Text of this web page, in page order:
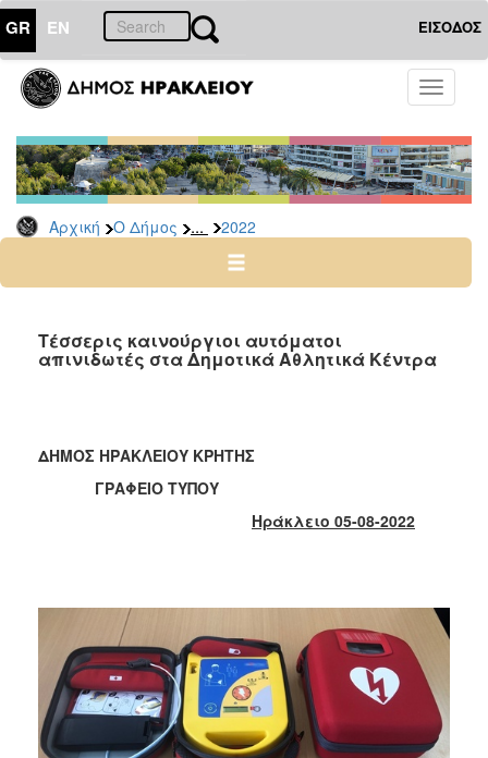
GR EN ΕΙΣΟΔΟΣ
Toggle
Αρχική Ο Δήμος ... 2022
ΔΗΜΟΣ
Δελτία
Τύπου
Αρχείο
2026
2024
2022
2019
2018
2012
2011
2010
2006
Τέσσερις καινούργιοι αυτόματοι
απινιδωτές στα Δημοτικά Αθλητικά Κέντρα
ΔΗΜΟΣ ΗΡΑΚΛΕΙΟΥ ΚΡΗΤΗΣ
ΓΡΑΦΕΙΟ ΤΥΠΟΥ
Ηράκλειο 05-08-2022